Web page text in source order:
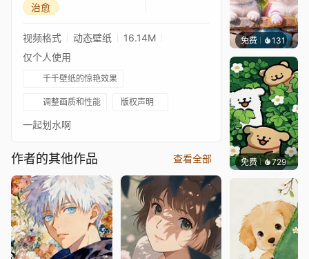
治愈
视频格式 动态壁纸
16.14M
仅个人使用
千千壁纸的惊艳效果
调整画质和性能 版权声明
一起划水啊
作者的其他作品 查看全部
免费 131豆子
免费 729渔小小